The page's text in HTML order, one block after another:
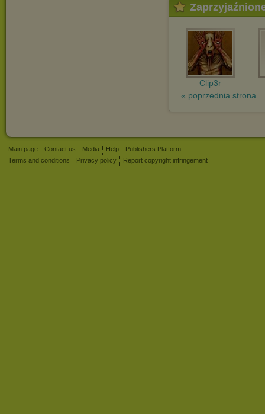
Clip3r
« poprzednia strona
Main page Contact us Media Help
Publishers Platform
Terms and conditions
Privacy policy Report copyright infringement